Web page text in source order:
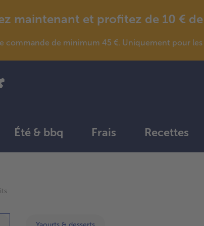
maintenant et profitez de 10 €
commande de minimum 45 €. Uniquement pour
Été & bbq Frais Recettes